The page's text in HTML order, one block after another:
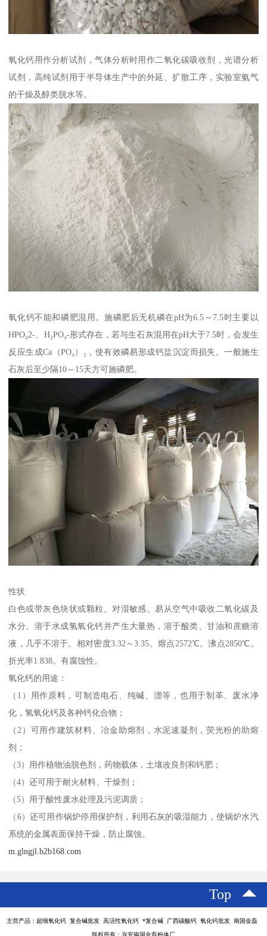
氧化钙用作分析试剂，气体分析时用作二氧化碳吸收剂，光谱分析
试剂，高纯试剂用于半导体生产中的外延、扩散工序，实验室氨气
的干燥及醇类脱水等。
氧化钙不能和磷肥混用。施磷肥后无机磷在pH为6.5～7.5时主要以
HPO₄2-、H₂PO₄-形式存在，若与生石灰混用在pH大于7.5时，会发生
反应生成Ca（PO₄）₂，使有效磷易形成钙盐沉淀而损失。一般施生
石灰后至少隔10～15天方可施磷肥。
性状
白色或带灰色块状或颗粒。对湿敏感。易从空气中吸收二氧化碳及
水分。溶于水成氢氧化钙并产生大量热，溶于酸类、甘油和蔗糖溶
液，几乎不溶于。相对密度3.32～3.35。熔点2572℃。沸点2850℃。
折光率1.838。有腐蚀性。
氧化钙的用途：
（1）用作原料，可制造电石、纯碱、漂等，也用于制革、废水净
化，氢氧化钙及各种钙化合物；
（2）可用作建筑材料、冶金助熔剂，水泥速凝剂，荧光粉的助熔
剂；
（3）用作植物油脱色剂，药物载体，土壤改良剂和钙肥；
（4）还可用于耐火材料、干燥剂；
（5）用于酸性废水处理及污泥调质；
（6）还可用作锅炉停用保护剂，利用石灰的吸湿能力，使锅炉水汽
系统的金属表面保持干燥，防止腐蚀。
m.glngjl.b2b168.com
Top
主营产品：超细氧化钙 复合碱批发 高活性氧化钙 *复合碱 广西碳酸钙 氧化钙批发 南国金磊
版权所有：兴安南国金磊粉体厂